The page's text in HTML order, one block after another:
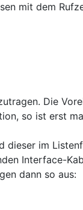
mit dem
Die
so ist erst
dieser im
Interface-
dann so aus: